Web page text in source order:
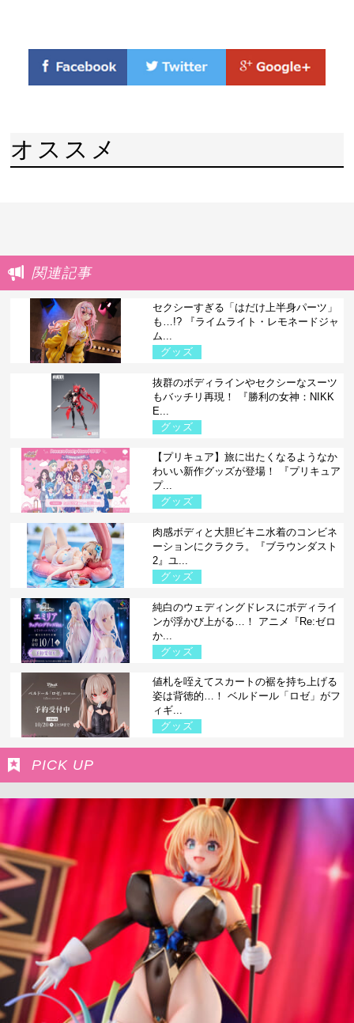
オススメ
関連記事
セクシーすぎる「はだけ上半身パーツ」
も…!? 『ライムライト・レモネードジャ
ム...
グッズ
抜群のボディラインやセクシーなスーツ
もバッチリ再現！ 『勝利の女神：NIKK
E...
グッズ
【プリキュア】旅に出たくなるようなか
わいい新作グッズが登場！ 『プリキュア
プ...
グッズ
肉感ボディと大胆ビキニ水着のコンビネ
ーションにクラクラ。『ブラウンダスト
2』ユ...
グッズ
純白のウェディングドレスにボディライ
ンが浮かび上がる…！ アニメ『Re:ゼロ
か...
グッズ
値札を咥えてスカートの裾を持ち上げる
姿は背徳的…！ ベルドール「ロゼ」がフ
ィギ...
グッズ
PICK UP